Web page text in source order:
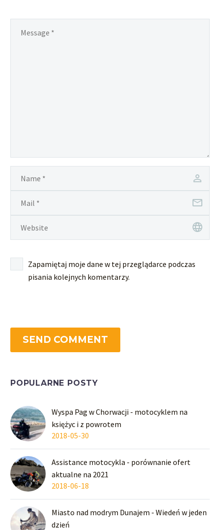
Zapamiętaj moje dane w tej przeglądarce podczas
pisania kolejnych komentarzy.
SEND COMMENT
POPULARNE POSTY
Wyspa Pag w Chorwacji - motocyklem na
księżyc i z powrotem
2018-05-30
Assistance motocykla - porównanie ofert
aktualne na 2021
2018-06-18
Miasto nad modrym Dunajem - Wiedeń w jeden
dzień